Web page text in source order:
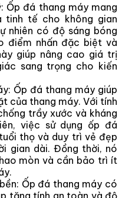
Ốp đá thang máy mang
tinh tế cho không gian
nhiên có độ sáng bóng
điểm nhấn đặc biệt và
giúp nâng cao giá trị
sang trọng cho kiến
Ốp đá thang máy giúp
của thang máy. Với tính
trầy xước và kháng
việc sử dụng ốp đá
thọ và duy trì vẻ đẹp
gian dài. Đồng thời, nó
mòn và cần bảo trì ít
Ốp đá thang máy có
tăng tính an toàn và độ